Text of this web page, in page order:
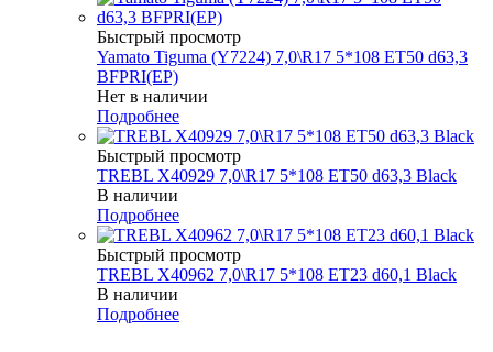
Быстрый просмотр
Yamato Tiguma (Y7224) 7,0\R17 5*108 ET50 d63,3
BFPRI(EP)
Нет в наличии
Подробнее
Быстрый просмотр
TREBL X40929 7,0\R17 5*108 ET50 d63,3 Black
В наличии
Подробнее
Быстрый просмотр
TREBL X40962 7,0\R17 5*108 ET23 d60,1 Black
В наличии
Подробнее